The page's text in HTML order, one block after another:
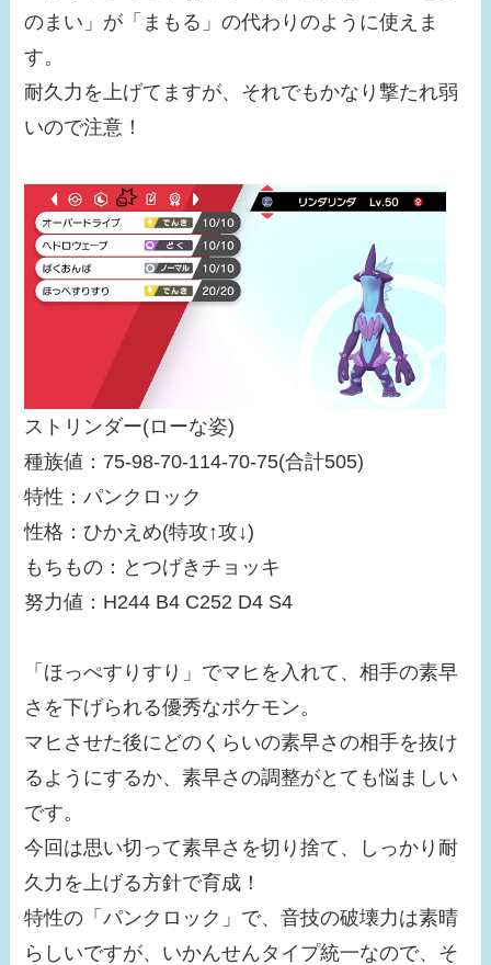
のまい」が「まもる」の代わりのように使えま
す。
耐久力を上げてますが、それでもかなり撃たれ弱
いので注意！
ストリンダー(ローな姿)
種族値：75-98-70-114-70-75(合計505)
特性：パンクロック
性格：ひかえめ(特攻↑攻↓)
もちもの：とつげきチョッキ
努力値：H244 B4 C252 D4 S4
「ほっぺすりすり」でマヒを入れて、相手の素早
さを下げられる優秀なポケモン。
マヒさせた後にどのくらいの素早さの相手を抜け
るようにするか、素早さの調整がとても悩ましい
です。
今回は思い切って素早さを切り捨て、しっかり耐
久力を上げる方針で育成！
特性の「パンクロック」で、音技の破壊力は素晴
らしいですが、いかんせんタイプ統一なので、そ